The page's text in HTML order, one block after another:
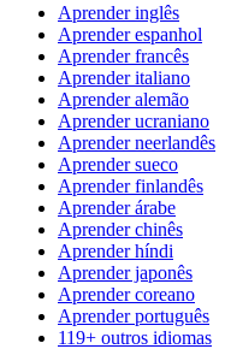
Aprender inglês
Aprender espanhol
Aprender francês
Aprender italiano
Aprender alemão
Aprender ucraniano
Aprender neerlandês
Aprender sueco
Aprender finlandês
Aprender árabe
Aprender chinês
Aprender híndi
Aprender japonês
Aprender coreano
Aprender português
119+ outros idiomas